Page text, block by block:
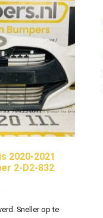
2020-2021
2-D2-832
Sneller op te